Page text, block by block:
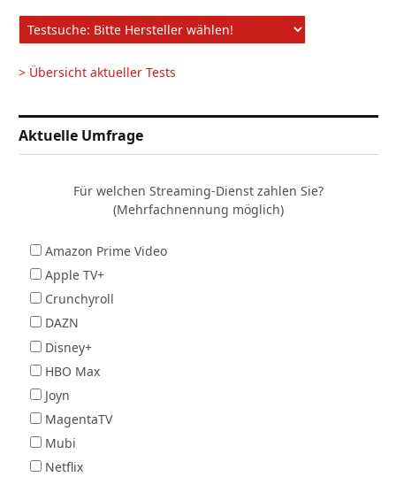
> Übersicht aktueller Tests
Aktuelle Umfrage
Für welchen Streaming-Dienst zahlen Sie?
(Mehrfachnennung möglich)
Amazon Prime Video
Apple TV+
Crunchyroll
DAZN
Disney+
HBO Max
Joyn
MagentaTV
Mubi
Netflix